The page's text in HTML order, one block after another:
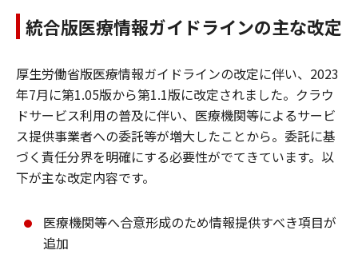
統合版医療情報ガイドラインの主な改定
厚生労働省版医療情報ガイドラインの改定に伴い、2023
年7月に第1.05版から第1.1版に改定されました。クラウ
ドサービス利用の普及に伴い、医療機関等によるサービ
ス提供事業者への委託等が増大したことから。委託に基
づく責任分界を明確にする必要性がでてきています。以
下が主な改定内容です。
医療機関等へ合意形成のため情報提供すべき項目が
追加